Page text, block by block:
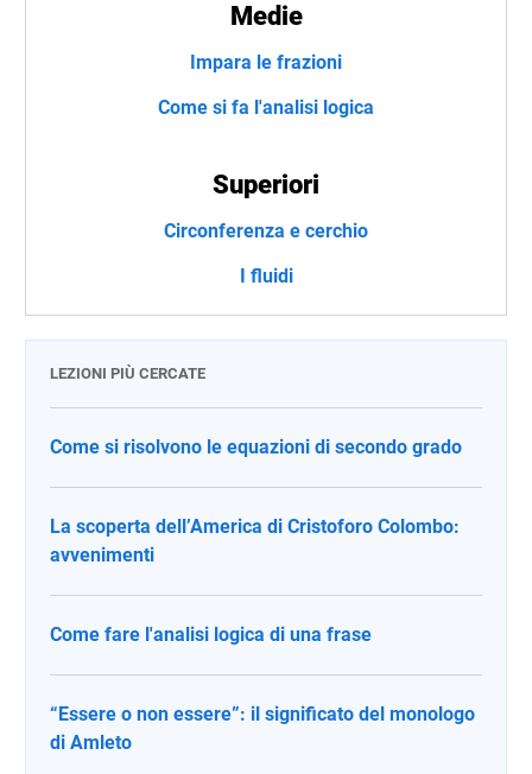
Medie
Impara le frazioni
Come si fa l'analisi logica
Superiori
Circonferenza e cerchio
I fluidi
LEZIONI PIÙ CERCATE
Come si risolvono le equazioni di secondo grado
La scoperta dell’America di Cristoforo Colombo:
avvenimenti
Come fare l'analisi logica di una frase
“Essere o non essere”: il significato del monologo
di Amleto